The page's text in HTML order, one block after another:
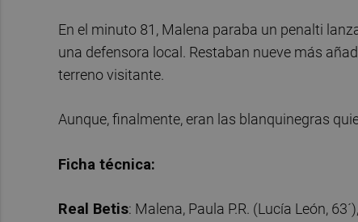
En el minuto 81, Malena paraba un penalti
una defensora local. Restaban nueve más
terreno visitante.
Aunque, finalmente, eran las blanquinegras
Ficha técnica:
Real Betis: Malena, Paula P.R. (Lucía León,